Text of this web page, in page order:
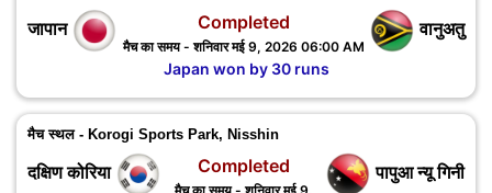
जापान वानुअतु
Completed
मैच का समय - शनिवार मई 9, 2026 06:00 AM
Japan won by 30 runs
मैच स्थल - Korogi Sports Park, Nisshin
दक्षिण कोरिया पापुआ न्यू गिनी
Completed